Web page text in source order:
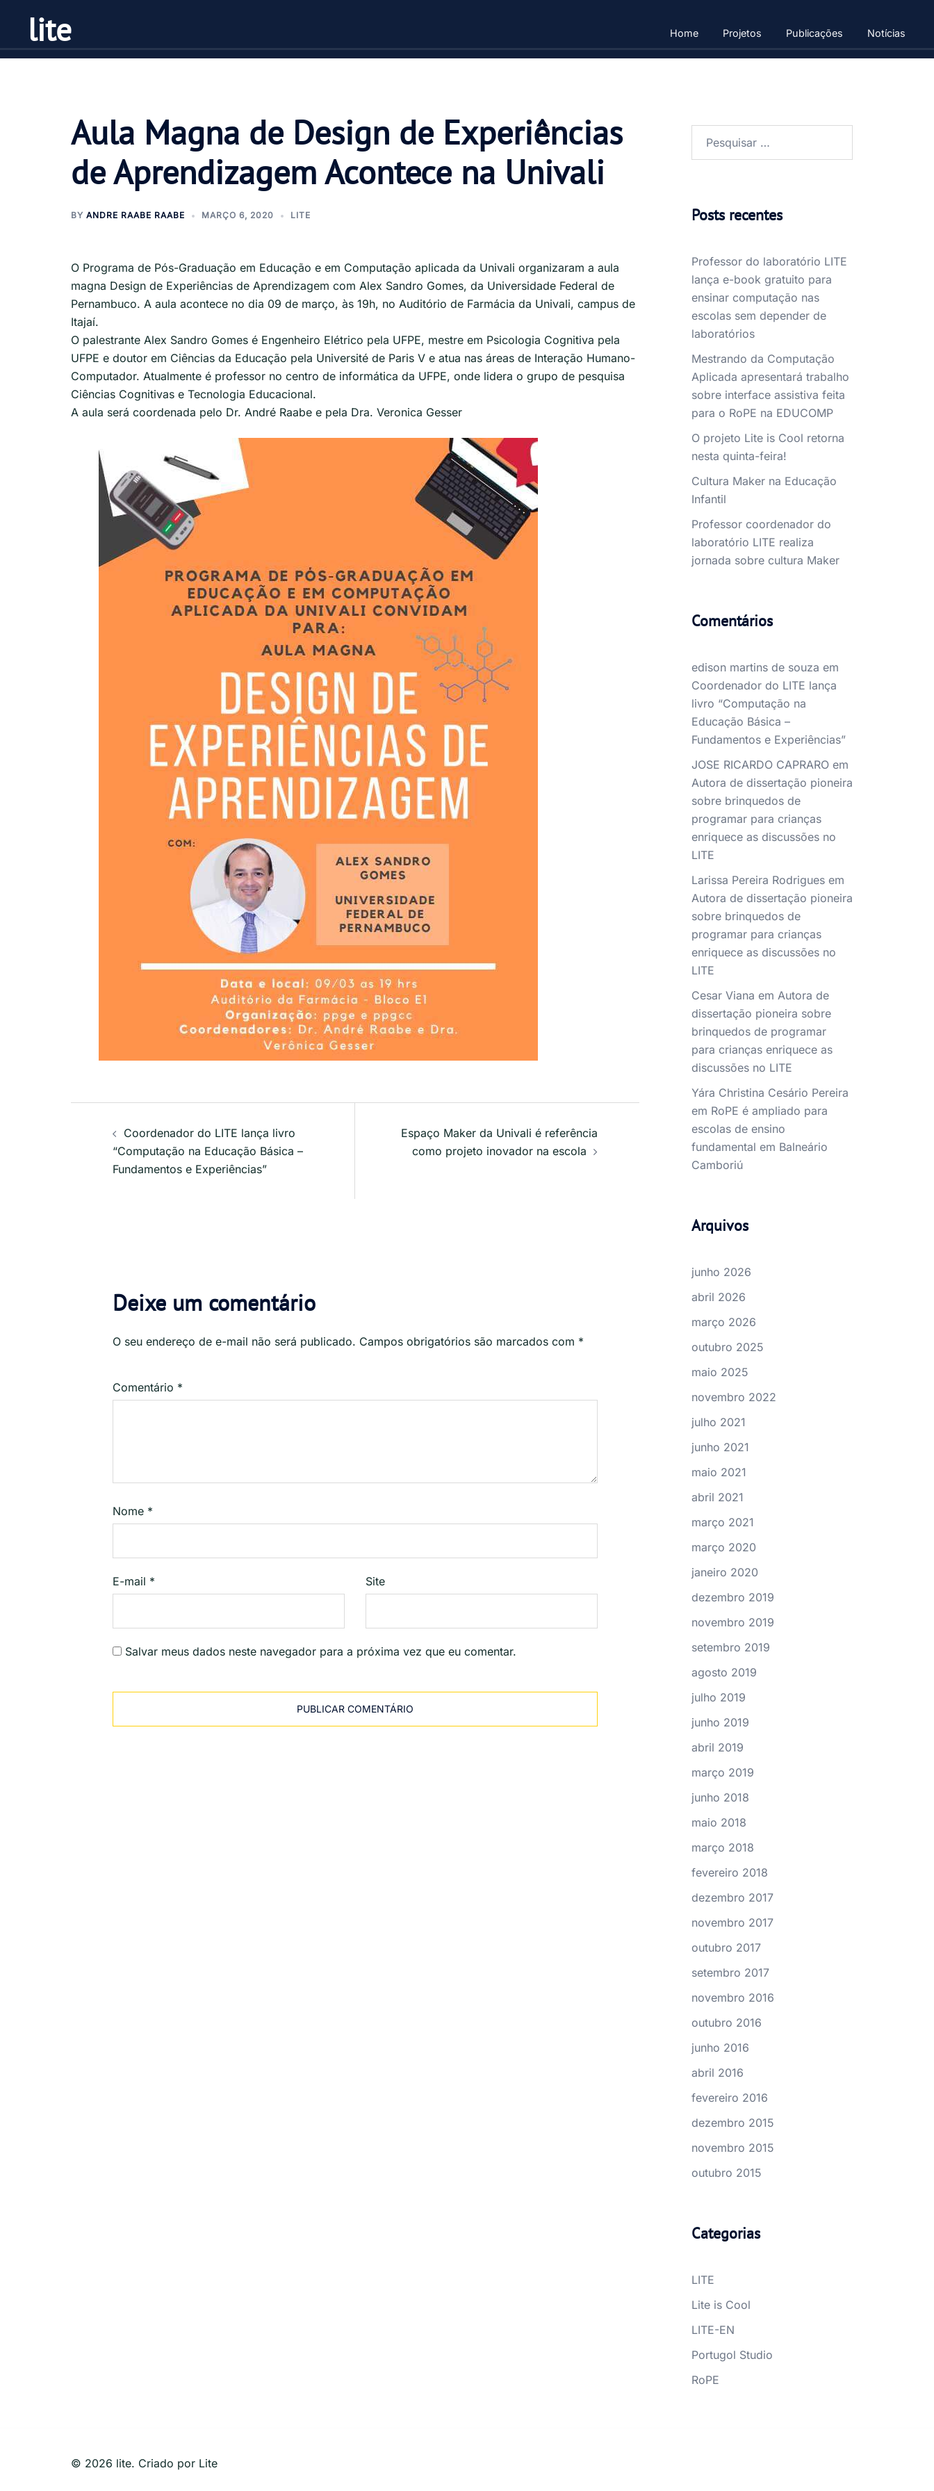
conteúdo
lite Home Projetos Publicações Notícias
Aula Magna de Design de Experiências
de Aprendizagem Acontece na Univali
BY ANDRE RAABE RAABE MARÇO 6, 2020 LITE
O Programa de Pós-Graduação em Educação e em Computação aplicada da Univali organizaram a aula
magna Design de Experiências de Aprendizagem com Alex Sandro Gomes, da Universidade Federal de
Pernambuco. A aula acontece no dia 09 de março, às 19h, no Auditório de Farmácia da Univali, campus de
Itajaí.
O palestrante Alex Sandro Gomes é Engenheiro Elétrico pela UFPE, mestre em Psicologia Cognitiva pela
UFPE e doutor em Ciências da Educação pela Université de Paris V e atua nas áreas de Interação Humano-
Computador. Atualmente é professor no centro de informática da UFPE, onde lidera o grupo de pesquisa
Ciências Cognitivas e Tecnologia Educacional.
A aula será coordenada pelo Dr. André Raabe e pela Dra. Veronica Gesser
Navegação
Coordenador do LITE lança livro
“Computação na Educação Básica –
Fundamentos e Experiências”
Espaço Maker da Univali é referência
como projeto inovador na escola
Deixe um comentário
O seu endereço de e-mail não será publicado. Campos obrigatórios são marcados com *
Comentário *
Nome *
E-mail * Site
Salvar meus dados neste navegador para a próxima vez que eu comentar.
Posts recentes
Professor do laboratório LITE
lança e-book gratuito para
ensinar computação nas
escolas sem depender de
laboratórios
Mestrando da Computação
Aplicada apresentará trabalho
sobre interface assistiva feita
para o RoPE na EDUCOMP
O projeto Lite is Cool retorna
nesta quinta-feira!
Cultura Maker na Educação
Infantil
Professor coordenador do
laboratório LITE realiza
jornada sobre cultura Maker
Comentários
edison martins de souza em
Coordenador do LITE lança
livro “Computação na
Educação Básica –
Fundamentos e Experiências”
JOSE RICARDO CAPRAROem
Autora de dissertação pioneira
sobre brinquedos de
programar para crianças
enriquece as discussões no
LITE
Larissa Pereira Rodriguesem
Autora de dissertação pioneira
sobre brinquedos de
programar para crianças
enriquece as discussões no
LITE
Cesar Viana em Autora de
dissertação pioneira sobre
brinquedos de programar
para crianças enriquece as
discussões no LITE
Yára Christina Cesário Pereira
em RoPE é ampliado para
escolas de ensino
fundamental em Balneário
Camboriú
Arquivos
junho 2026
abril 2026
março 2026
outubro 2025
maio 2025
novembro 2022
julho 2021
junho 2021
maio 2021
abril 2021
março 2021
março 2020
janeiro 2020
dezembro 2019
novembro 2019
setembro 2019
agosto 2019
julho 2019
junho 2019
abril 2019
março 2019
junho 2018
maio 2018
março 2018
fevereiro 2018
dezembro 2017
novembro 2017
outubro 2017
setembro 2017
novembro 2016
outubro 2016
junho 2016
abril 2016
fevereiro 2016
dezembro 2015
novembro 2015
outubro 2015
Categorias
LITE
Lite is Cool
LITE-EN
Portugol Studio
RoPE
© 2026 lite. Criado por Lite